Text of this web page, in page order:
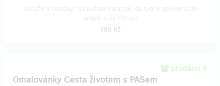
190 Kč
prodáno 4
Omalovánky Cesta životem s PASem